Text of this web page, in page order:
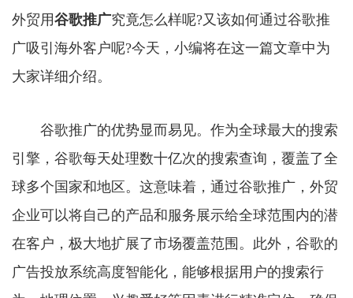
外贸用谷歌推广究竟怎么样呢?又该如何通过谷歌推
广吸引海外客户呢?今天，小编将在这一篇文章中为
大家详细介绍。
谷歌推广的优势显而易见。作为全球最大的搜索
引擎，谷歌每天处理数十亿次的搜索查询，覆盖了全
球多个国家和地区。这意味着，通过谷歌推广，外贸
企业可以将自己的产品和服务展示给全球范围内的潜
在客户，极大地扩展了市场覆盖范围。此外，谷歌的
广告投放系统高度智能化，能够根据用户的搜索行